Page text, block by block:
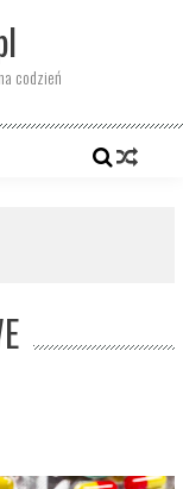
codzień